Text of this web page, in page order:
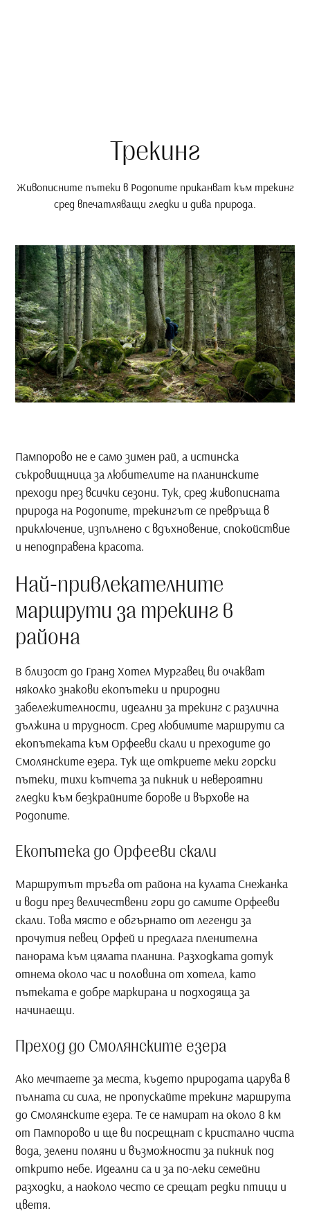
Трекинг
Живописните пътеки в Родопите приканват към трекинг
сред впечатляващи гледки и дива природа.
Пампорово не е само зимен рай, а истинска
съкровищница за любителите на планинските
преходи през всички сезони. Тук, сред живописната
природа на Родопите, трекингът се превръща в
приключение, изпълнено с вдъхновение, спокойствие
и неподправена красота.
Най-привлекателните
маршрути за трекинг в
района
В близост до Гранд Хотел Мургавец ви очакват
няколко знакови екопътеки и природни
забележителности, идеални за трекинг с различна
дължина и трудност. Сред любимите маршрути са
екопътеката към Орфееви скали и преходите до
Смолянските езера. Тук ще откриете меки горски
пътеки, тихи кътчета за пикник и невероятни
гледки към безкрайните борове и върхове на
Родопите.
Екопътека до Орфееви скали
Маршрутът тръгва от района на кулата Снежанка
и води през величествени гори до самите Орфееви
скали. Това място е обгърнато от легенди за
прочутия певец Орфей и предлага пленителна
панорама към цялата планина. Разходката дотук
отнема около час и половина от хотела, като
пътеката е добре маркирана и подходяща за
начинаещи.
Преход до Смолянските езера
Ако мечтаете за места, където природата царува в
пълната си сила, не пропускайте трекинг маршрута
до Смолянските езера. Те се намират на около 8 км
от Пампорово и ще ви посрещнат с кристално чиста
вода, зелени поляни и възможности за пикник под
открито небе. Идеални са и за по-леки семейни
разходки, а наоколо често се срещат редки птици и
цветя.